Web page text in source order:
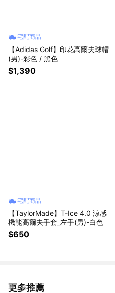
宅配商品
【Adidas Golf】印花高爾夫球帽
(男)-彩色 / 黑色
$1,390
宅配商品
【TaylorMade】T-Ice 4.0 涼感
機能高爾夫手套_左手(男)-白色
$650
更多推薦
看更多